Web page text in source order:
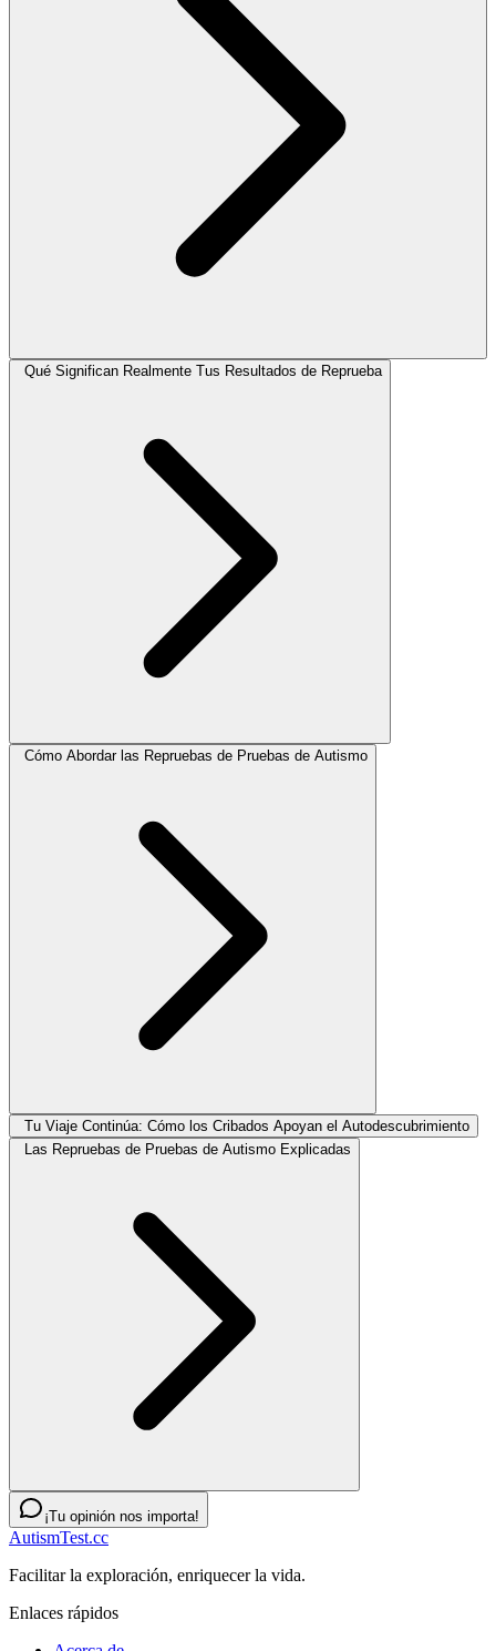
Qué Significan Realmente Tus Resultados de Reprueba
Cómo Abordar las Repruebas de Pruebas de Autismo
Tu Viaje Continúa: Cómo los Cribados Apoyan el Autodescubrimiento
Las Repruebas de Pruebas de Autismo Explicadas
¡Tu opinión nos importa!
AutismTest.cc
Facilitar la exploración, enriquecer la vida.
Enlaces rápidos